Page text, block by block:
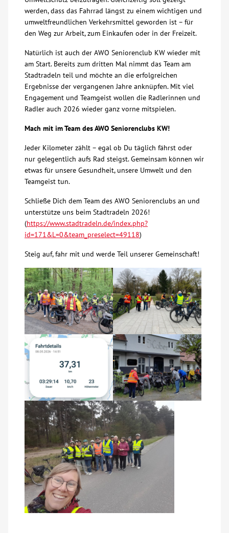
Spenden
Mitmachen
Karriere
Ausbildung
Suche
Kontakt
AWO BB Süd
werden, dass das Fahrrad längst zu einem wichtigen und
umweltfreundlichen Verkehrsmittel geworden ist – für
den Weg zur Arbeit, zum Einkaufen oder in der Freizeit.
Natürlich ist auch der AWO Seniorenclub KW wieder mit
am Start. Bereits zum dritten Mal nimmt das Team am
Stadtradeln teil und möchte an die erfolgreichen
Ergebnisse der vergangenen Jahre anknüpfen. Mit viel
Engagement und Teamgeist wollen die Radlerinnen und
Radler auch 2026 wieder ganz vorne mitspielen.
Mach mit im Team des AWO Seniorenclubs KW!
Jeder Kilometer zählt – egal ob Du täglich fährst oder
nur gelegentlich aufs Rad steigst. Gemeinsam können wir
etwas für unsere Gesundheit, unsere Umwelt und den
Teamgeist tun.
Schließe Dich dem Team des AWO Seniorenclubs an und
unterstütze uns beim Stadtradeln 2026!
(https://www.stadtradeln.de/index.php?
id=171&L=0&team_preselect=49118)
Steig auf, fahr mit und werde Teil unserer Gemeinschaft!